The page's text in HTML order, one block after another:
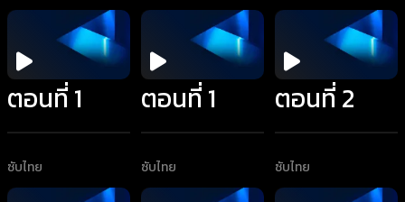
ตอนที่ 1
ซับไทย
ตอนที่ 1
ซับไทย
ตอนที่ 2
ซับไทย